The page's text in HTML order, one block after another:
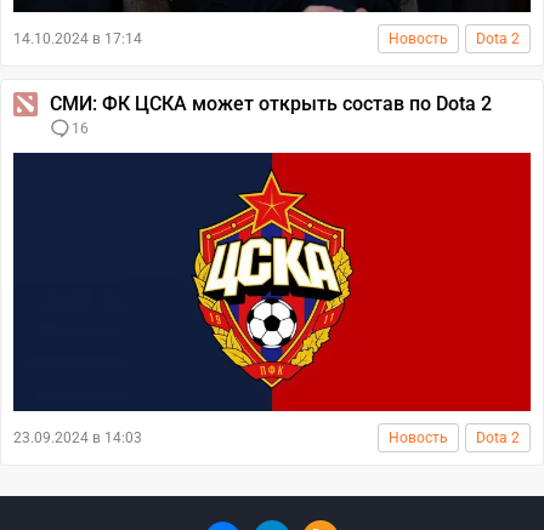
14.10.2024 в 17:14 Новость Dota 2
СМИ: ФК ЦСКА может открыть состав по Dota 2
16
23.09.2024 в 14:03 Новость Dota 2